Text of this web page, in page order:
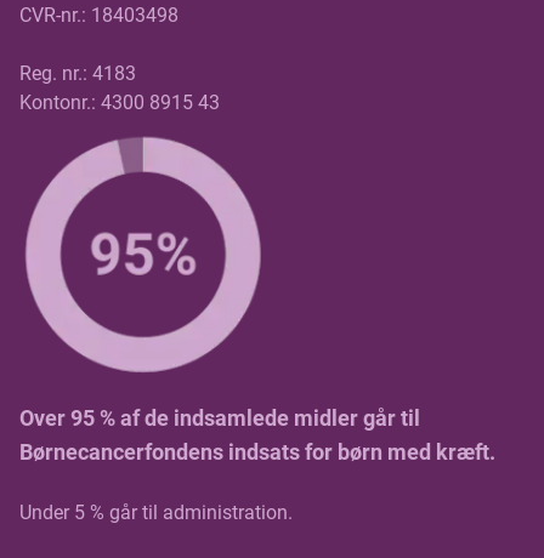
CVR-nr.: 18403498
Reg. nr.: 4183
Kontonr.: 4300 8915 43
Over 95 % af de indsamlede midler går til
Børnecancerfondens indsats for børn med kræft.
Under 5 % går til administration.